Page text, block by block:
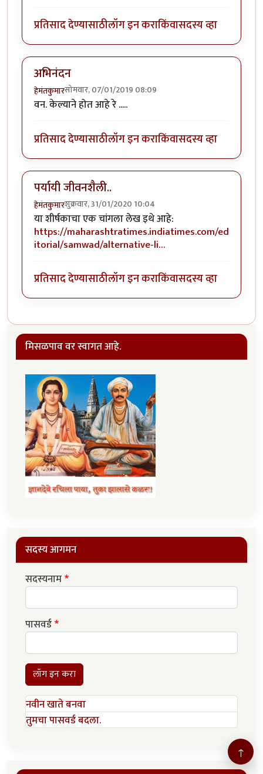
प्रतिसाद देण्यासाठीलॉग इन कराकिंवासदस्य व्हा
अभिनंदन
हेमंतकुमारसोमवार, 07/01/2019 08:09
वन. केल्याने होत आहे रे .....
प्रतिसाद देण्यासाठीलॉग इन कराकिंवासदस्य व्हा
पर्यायी जीवनशैली..
हेमंतकुमारशुक्रवार, 31/01/2020 10:04
या शीर्षकाचा एक चांगला लेख इथे आहे:
https://maharashtratimes.indiatimes.com/ed
itorial/samwad/alternative-li…
प्रतिसाद देण्यासाठीलॉग इन कराकिंवासदस्य व्हा
मिसळपाव वर स्वागत आहे.
सदस्य आगमन
सदस्यनाम
पासवर्ड
लॉग इन करा
नवीन खाते बनवा
तुमचा पासवर्ड बदला.
↑